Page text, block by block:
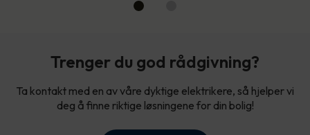
Trenger du god rådgivning?
Ta kontakt med en av våre dyktige elektrikere, så hjelper vi
deg å finne riktige løsningene for din bolig!